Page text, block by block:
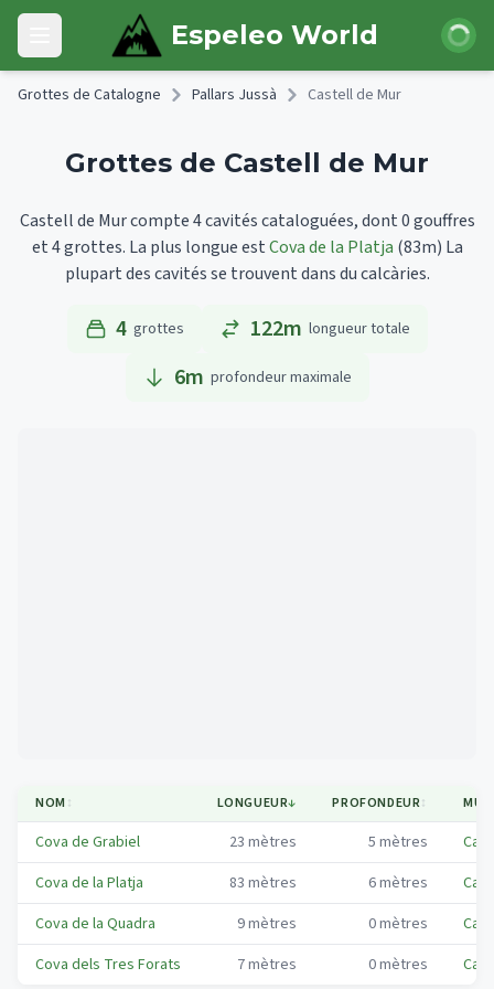
Skip to main content
Open main menu Espeleo World
Grottes de Catalogne Pallars Jussà Castell de Mur
Grottes de Castell de Mur
Castell de Mur compte 4 cavités cataloguées, dont 0 gouffres
et 4 grottes. La plus longue estCova de la Platja (83m) La
plupart des cavités se trouvent dans du calcàries.
4 grottes 122m longueur totale
6m profondeur maximale
NOM ↕ LONGUEUR↓ PROFONDEUR↕
Cova de Grabiel 23 mètres 5 mètres
Cova de la Platja
83 mètres 6mètres
Cova de la Quadra
9mètres 0mètres
Cova dels Tres Forats
7mètres 0mètres